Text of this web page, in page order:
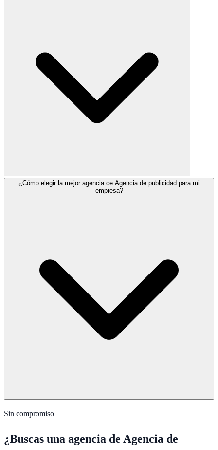
¿Cómo elegir la mejor agencia de Agencia de publicidad para mi
empresa?
Sin compromiso
¿Buscas una agencia de Agencia de